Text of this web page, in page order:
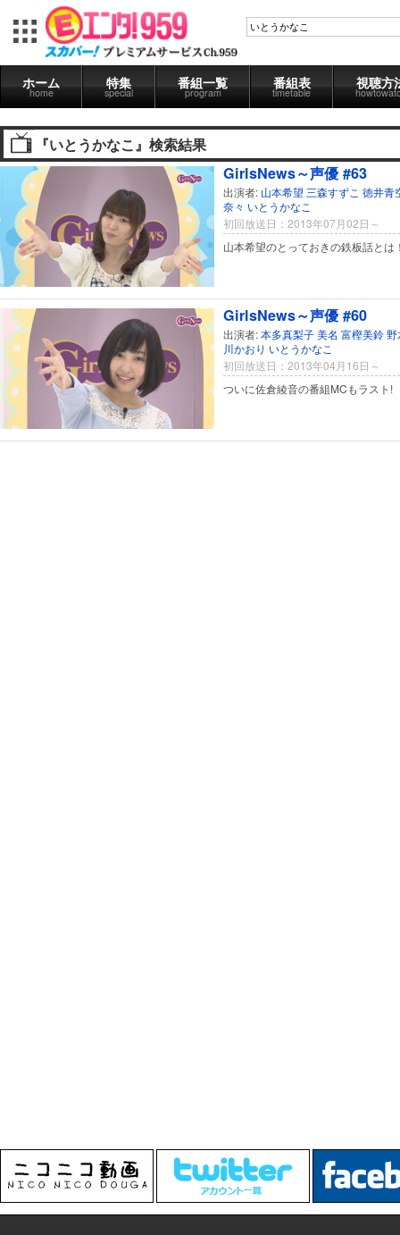
ホーム
home
特集
special
番組一覧
program
番組表
timetable
視聴方
『いとうかなこ』検索結果
GirlsNews～声優 #63
出演者: 山本希望 三森すずこ 徳井青
奈々 いとうかなこ
初回放送日：2013年07月02日～
山本希望のとっておきの鉄板話とは
GirlsNews～声優 #60
出演者:本多真梨子美名 富樫美鈴野
川かおり いとうかなこ
初回放送日：2013年04月16日～
ついに佐倉綾音の番組MCもラスト!